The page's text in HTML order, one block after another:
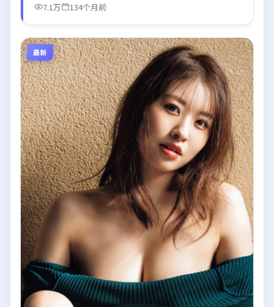
7.1万
134个月前
最新